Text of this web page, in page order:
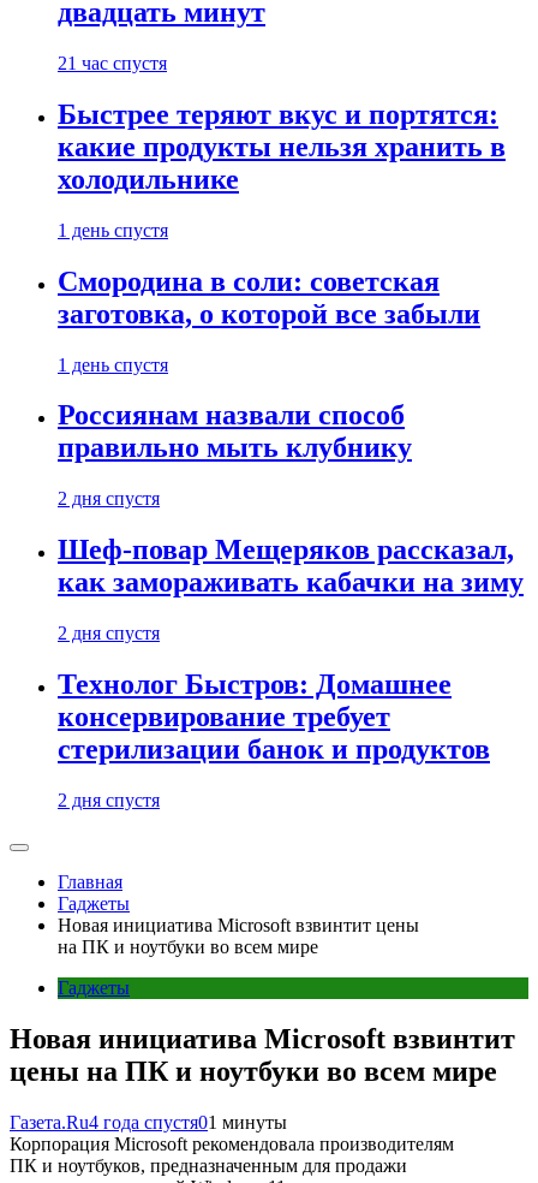
двадцать минут
21 час спустя
Быстрее теряют вкус и портятся:
какие продукты нельзя хранить в
холодильнике
1 день спустя
Смородина в соли: советская
заготовка, о которой все забыли
1 день спустя
Россиянам назвали способ
правильно мыть клубнику
2 дня спустя
Шеф-повар Мещеряков рассказал,
как замораживать кабачки на зиму
2 дня спустя
Технолог Быстров: Домашнее
консервирование требует
стерилизации банок и продуктов
2 дня спустя
Главная
Гаджеты
Новая инициатива Microsoft взвинтит цены
на ПК и ноутбуки во всем мире
Гаджеты
Новая инициатива Microsoft взвинтит
цены на ПК и ноутбуки во всем мире
Газета.Ru4 года спустя01 минуты
Корпорация Microsoft рекомендовала производителям
ПК и ноутбуков, предназначенным для продажи